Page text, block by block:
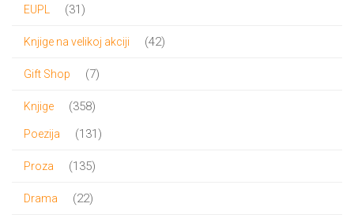
EUPL 31 31
Knjige na velikoj akciji 4242
Gift Shop 77
Knjige 358358
proizvoda
Poezija 131 131
Proza 135135
Drama 2222